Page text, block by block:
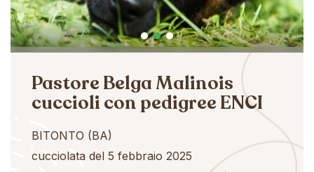
Pastore Belga Malinois
cuccioli con pedigree ENCI
BITONTO (BA)
cucciolata del 5 febbraio 2025